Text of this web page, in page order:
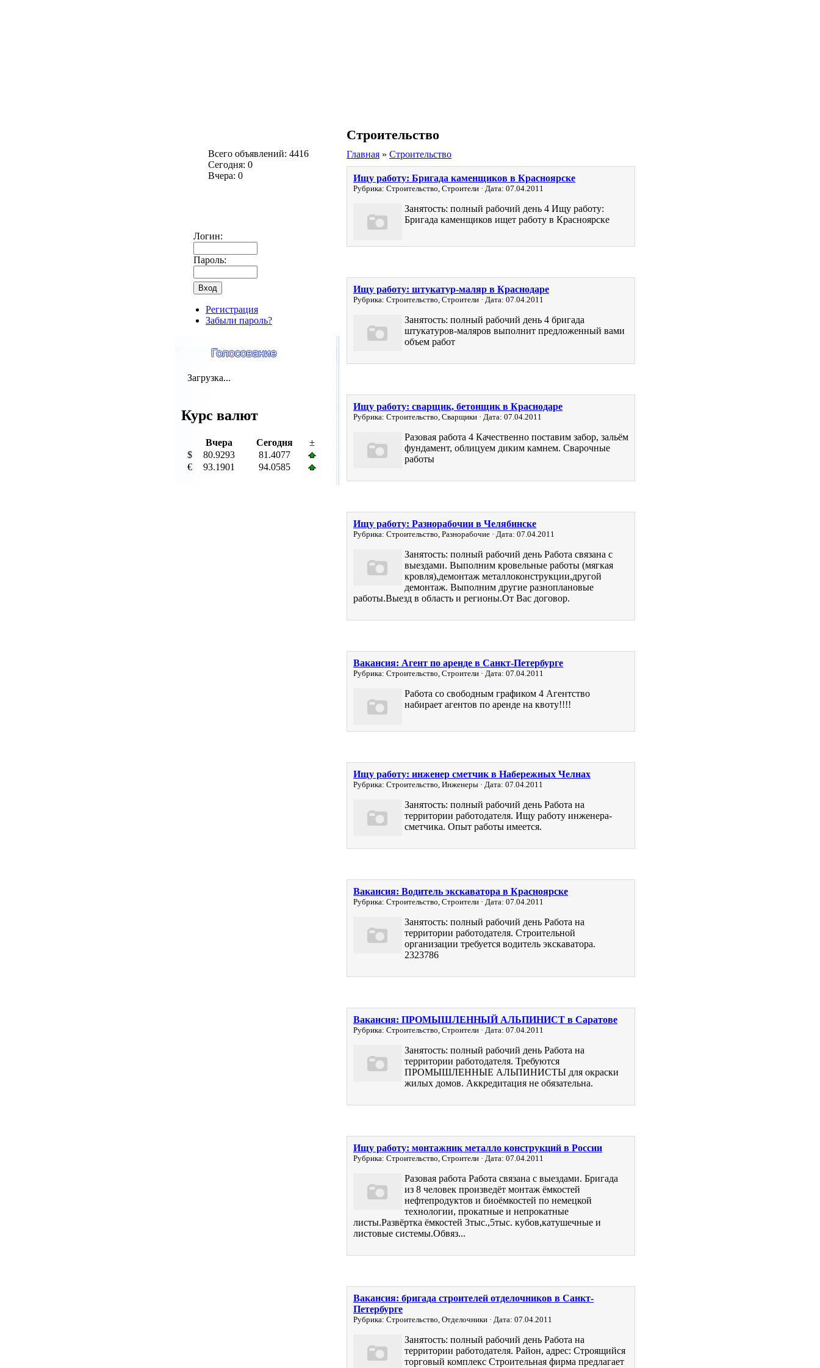
Всего объявлений: 4416
Сегодня: 0
Вчера: 0
Логин:
Пароль:
Регистрация
Забыли пароль?
Загрузка...
Курс валют
Вчера Сегодня
±
$
80.9293
81.4077
€
93.1901 94.0585
Строительство
Главная » Строительство
Ищу работу: Бригада каменщиков в Красноярске
Рубрика: Строительство, Строители · Дата: 07.04.2011
Занятость: полный рабочий день 4 Ищу работу:
Бригада каменщиков ищет работу в Красноярске
Ищу работу: штукатур-маляр в Краснодаре
Рубрика: Строительство, Строители · Дата: 07.04.2011
Занятость: полный рабочий день 4 бригада
штукатуров-маляров выполнит предложенный вами
объем работ
Ищу работу: сварщик, бетонщик в Краснодаре
Рубрика: Строительство, Сварщики · Дата: 07.04.2011
Разовая работа 4 Качественно поставим забор, зальём
фундамент, облицуем диким камнем. Сварочные
работы
Ищу работу: Разнорабочии в Челябинске
Рубрика: Строительство, Разнорабочие · Дата: 07.04.2011
Занятость: полный рабочий день Работа связана с
выездами. Выполним кровельные работы (мягкая
кровля),демонтаж металлоконструкции,другой
демонтаж. Выполним другие разноплановые
работы.Выезд в область и регионы.От Вас договор.
Вакансия: Агент по аренде в Санкт-Петербурге
Рубрика: Строительство, Строители · Дата: 07.04.2011
Работа со свободным графиком 4 Агентство
набирает агентов по аренде на квоту!!!!
Ищу работу: инженер сметчик в Набережных Челнах
Рубрика: Строительство, Инженеры · Дата: 07.04.2011
Занятость: полный рабочий день Работа на
территории работодателя. Ищу работу инженера-
сметчика. Опыт работы имеется.
Вакансия: Водитель экскаватора в Красноярске
Рубрика: Строительство, Строители · Дата: 07.04.2011
Занятость: полный рабочий день Работа на
территории работодателя. Строительной
организации требуется водитель экскаватора.
2323786
Вакансия: ПРОМЫШЛЕННЫЙ АЛЬПИНИСТ в Саратове
Рубрика: Строительство, Строители · Дата: 07.04.2011
Занятость: полный рабочий день Работа на
территории работодателя. Требуются
ПРОМЫШЛЕННЫЕ АЛЬПИНИСТЫ для окраски
жилых домов. Аккредитация не обязательна.
Ищу работу: монтажник металло конструкций в России
Рубрика: Строительство, Строители · Дата: 07.04.2011
Разовая работа Работа связана с выездами. Бригада
из 8 человек произведёт монтаж ёмкостей
нефтепродуктов и биоёмкостей по немецкой
технологии, прокатные и непрокатные
листы.Развёртка ёмкостей 3тыс.,5тыс. кубов,катушечные и
листовые системы.Обвяз...
Вакансия: бригада строителей отделочников в Санкт-
Петербурге
Рубрика: Строительство, Отделочники · Дата: 07.04.2011
Занятость: полный рабочий день Работа на
территории работодателя. Район, адрес: Строящийся
торговый комплекс Строительная фирма предлагает